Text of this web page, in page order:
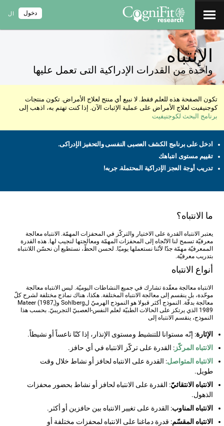
ال دخول
الإنتباه
واحدة من القدرات الإدراكية التى تعمل عليها
تكون الصفحة هذه للعلم فقط. لا نبيع أي منتج لعلاج الأمراض. تكون منتجات
كوجنيفيت لعلاج الأمراض على عملية الإثبات الآن. إذا كنت تهتم به، اذهب إلى
برنامج البحث لكوجنيفيت
ادخل على برنامج الكشف العصبى النفسى والتحفيز الإدراكى.
تقييم مستوى انتباهك
تدريب أوجة العجز الإدراكية المحتملة. جربه!
ما الانتباه؟
يعتبر الانتباه القدرة على الاختيار والتركّز في المحفزات المهمّة. الانتباه معالجة
معرفيّة تسمح لنا الاتّجاه إلى المحفزات المهمّة ومعالجتها لنجيب لها. هذه القدرة
الممعرفيّة مهمّة جدّا لأنّنا نستعملها يوميّا. لحسن الحظّ، نستطيع أن نحسّن اللانتباه
بتدريب معرفيّة.
أنواع الانتباه
الانتباه معالجة معقّدة تشارك في جميع النشاطات اليوميّة. ليس الانتباه معالجة
موحّدة، بل ينقسم إلى معالجة الانتباه المختلفة. هكذا، هناك نماذج مختلفة لشرح كلّ
معالجة بدقّة. النموذج أكثر قبولا هو النموذج الهرميّ لSohlberg و(Mateer (1987,
1989 الذي يرتكز على الحالات الطبيّة لعلم النفس-العصبيّ التجريبيّ. بحسب هذا
النموذج، ينقسم الانتباه إلى
الإثارة: إنّه مستوانا للتنشيط ومستوى الإنذار، إذا كنّا ناعساً أو نشيطاً.
الانتباه المركّز: القدرة على تركّز الانتباه في أي حافز.
الانتباه المتواصل: القدرة على الانتباه لحافز أو نشاط خلال وقت
طويل.
الانتباه الانتقائيّ: القدرة على الانتباه لحافز أو نشاط بحضور محفزات
الذهول.
الانتباه المناوب: القدرة على تغيير الانتباه بين حافزين أو أكثر.
الانتباه المقسّم: قدرة دماغنا على الانتباه لمحفزات مختلفة أو